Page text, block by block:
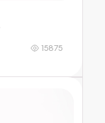
15875